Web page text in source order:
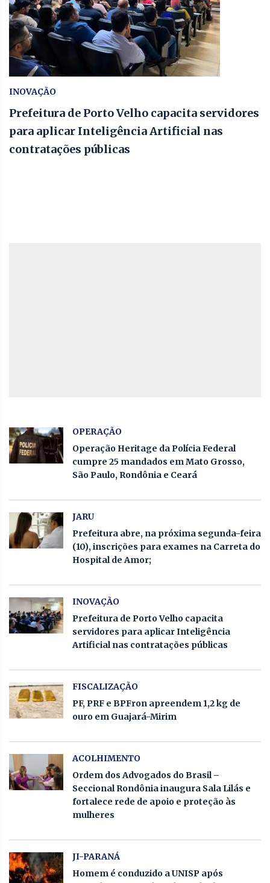
INOVAÇÃO
Prefeitura de Porto Velho capacita servidores
para aplicar Inteligência Artificial nas
contratações públicas
OPERAÇÃO
Operação Heritage da Polícia Federal
cumpre 25 mandados em Mato Grosso,
São Paulo, Rondônia e Ceará
JARU
Prefeitura abre, na próxima segunda-feira
(10), inscrições para exames na Carreta do
Hospital de Amor;
INOVAÇÃO
Prefeitura de Porto Velho capacita
servidores para aplicar Inteligência
Artificial nas contratações públicas
FISCALIZAÇÃO
PF, PRF e BPFron apreendem 1,2 kg de
ouro em Guajará-Mirim
ACOLHIMENTO
Ordem dos Advogados do Brasil –
Seccional Rondônia inaugura Sala Lilás e
fortalece rede de apoio e proteção às
mulheres
JI-PARANÁ
Homem é conduzido a UNISP após